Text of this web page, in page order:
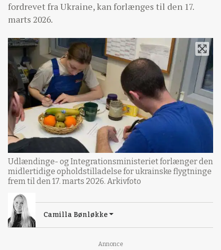
Annonce
fordrevet fra Ukraine, kan forlænges til den 17.
marts 2026.
Udlændinge- og Integrationsministeriet forlænger den
midlertidige opholdstilladelse for ukrainske flygtninge
frem til den 17. marts 2026. Arkivfoto
Camilla Bønløkke